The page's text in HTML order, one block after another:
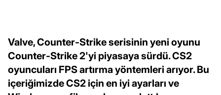
Valve, Counter-Strike serisinin yeni oyunu
Counter-Strike 2'yi piyasaya sürdü. CS2
oyuncuları FPS artırma yöntemleri arıyor. Bu
içeriğimizde CS2 için en iyi ayarları ve